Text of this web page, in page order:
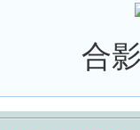
合